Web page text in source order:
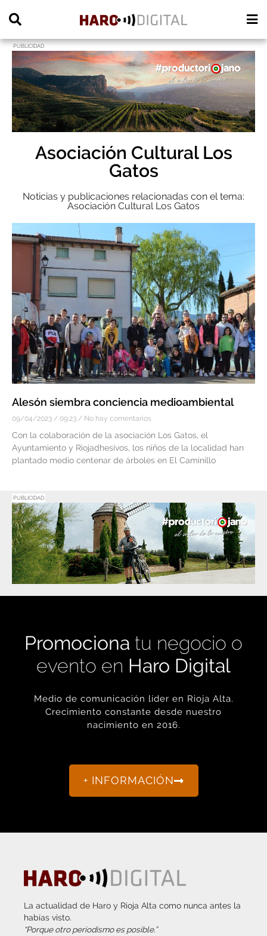
PUBLICIDAD
Asociación Cultural Los
Gatos
Noticias y publicaciones relacionadas con el tema:
Asociación Cultural Los Gatos
Alesón siembra conciencia medioambiental
09/04/2023 09:23 No hay comentarios
Con la colaboración de la asociación Los Gatos, el
Ayuntamiento y Riojadhesivos, los niños de la localidad han
plantado medio centenar de árboles en El Caminillo
PUBLICIDAD
Promociona tu negocio o
evento en Haro Digital
Medio de comunicación líder en Rioja Alta.
Crecimiento constante desde nuestro
nacimiento en 2016.
+ INFORMACIÓN
La actualidad de Haro y Rioja Alta como nunca antes la
habías visto.
“Porque otro periodismo es posible.”